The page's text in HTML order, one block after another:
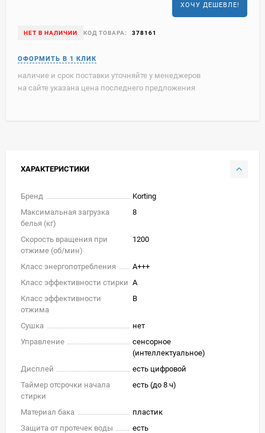
ХОЧУ ДЕШЕВЛЕ!
НЕТ В НАЛИЧИИ КОД ТОВАРА: 378161
наличие и срок поставки уточняйте у менеджеров
на сайте указана цена последнего предложения
ХАРАКТЕРИСТИКИ
Бренд
Korting
Максимальная загрузка
белья (кг)
8
Скорость вращения при
отжиме (об/мин)
1200
Класс энергопотребления
A+++
Класс эффективности стирки A
Класс эффективности
отжима
B
Сушка
нет
Управление
сенсорное
(интеллектуальное)
Дисплей
есть цифровой
Таймер отсрочки начала
стирки
есть (до 8 ч)
Материал бака
пластик
Защита от протечек воды
есть